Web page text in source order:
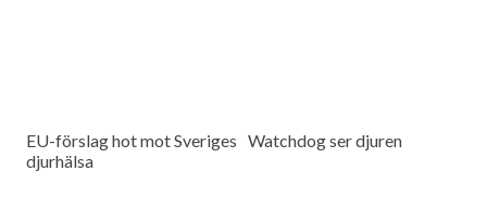
EU-förslag hot mot Sveriges
djurhälsa
Watchdog ser djuren